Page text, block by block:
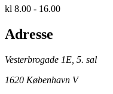
kl 8.00 - 16.00
Adresse
Vesterbrogade 1E, 5. sal
1620 København V